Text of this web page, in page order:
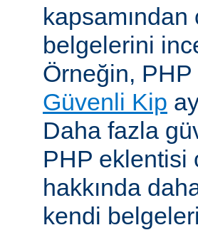
belgelerini
Örneğin,
Güvenli Kip
Daha fazla
PHP eklentisi
hakkında
kendi